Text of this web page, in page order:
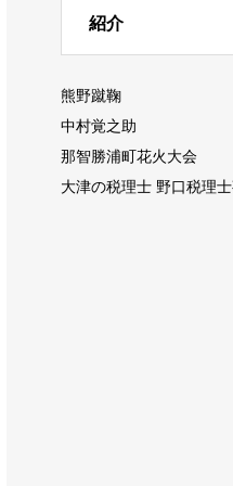
紹介
熊野蹴鞠
中村覚之助
那智勝浦町花火大会
大津の税理士 野口税理